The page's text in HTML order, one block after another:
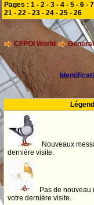
Pages : 1 - 2 - 3 - 4 - 5 - 6 - 7
21 - 22 - 23 - 24 - 25 - 26
CFPOI World General
Nouveaux
dernière visite.
Pas de nouveau
votre dernière visite.